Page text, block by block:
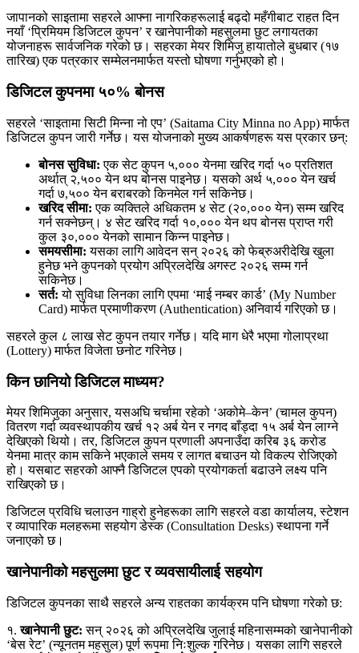
जापानको साइतामा सहरले आफ्ना नागरिकहरूलाई बढ्दो महँगीबाट राहत दिन
नयाँ ‘प्रिमियम डिजिटल कुपन’ र खानेपानीको महसुलमा छुट लगायतका
योजनाहरू सार्वजनिक गरेको छ। सहरका मेयर शिमिजु हायातोले बुधबार (१७
तारिख) एक पत्रकार सम्मेलनमार्फत यस्तो घोषणा गर्नुभएको हो।
डिजिटल कुपनमा ५०% बोनस
सहरले ‘साइतामा सिटी मिन्ना नो एप’ (Saitama City Minna no App) मार्फत
डिजिटल कुपन जारी गर्नेछ। यस योजनाको मुख्य आकर्षणहरू यस प्रकार छन्:
बोनस सुविधा: एक सेट कुपन ५,००० येनमा खरिद गर्दा ५० प्रतिशत
अर्थात् २,५०० येन थप बोनस पाइनेछ। यसको अर्थ ५,००० येन खर्च
गर्दा ७,५०० येन बराबरको किनमेल गर्न सकिनेछ।
खरिद सीमा: एक व्यक्तिले अधिकतम ४ सेट (२०,००० येन) सम्म खरिद
गर्न सक्नेछन्। ४ सेट खरिद गर्दा १०,००० येन थप बोनस प्राप्त गरी
कुल ३०,००० येनको सामान किन्न पाइनेछ।
समयसीमा: यसका लागि आवेदन सन् २०२६ को फेब्रुअरीदेखि खुला
हुनेछ भने कुपनको प्रयोग अप्रिलदेखि अगस्ट २०२६ सम्म गर्न
सकिनेछ।
सर्त: यो सुविधा लिनका लागि एपमा ‘माई नम्बर कार्ड’ (My Number
Card) मार्फत प्रमाणीकरण (Authentication) अनिवार्य गरिएको छ।
सहरले कुल ८ लाख सेट कुपन तयार गर्नेछ। यदि माग धेरै भएमा गोलाप्रथा
(Lottery) मार्फत विजेता छनोट गरिनेछ।
किन छानियो डिजिटल माध्यम?
मेयर शिमिजुका अनुसार, यसअघि चर्चामा रहेको ‘अकोमे–केन’ (चामल कुपन)
वितरण गर्दा व्यवस्थापकीय खर्च १२ अर्ब येन र नगद बाँड्दा १५ अर्ब येन लाग्ने
देखिएको थियो। तर, डिजिटल कुपन प्रणाली अपनाउँदा करिब ३६ करोड
येनमा मात्र काम सकिने भएकाले समय र लागत बचाउन यो विकल्प रोजिएको
हो। यसबाट सहरको आफ्नै डिजिटल एपको प्रयोगकर्ता बढाउने लक्ष्य पनि
राखिएको छ।
डिजिटल प्रविधि चलाउन गाह्रो हुनेहरूका लागि सहरले वडा कार्यालय, स्टेशन
र व्यापारिक मलहरूमा सहयोग डेस्क (Consultation Desks) स्थापना गर्ने
जनाएको छ।
खानेपानीको महसुलमा छुट र व्यवसायीलाई सहयोग
डिजिटल कुपनका साथै सहरले अन्य राहतका कार्यक्रम पनि घोषणा गरेको छ:
१.खानेपानी छुट: सन् २०२६ को अप्रिलदेखि जुलाई महिनासम्मको खानेपानीको
‘बेस रेट’ (न्यूनतम महसुल) पूर्ण रूपमा निःशुल्क गरिनेछ। यसका लागि सहरले